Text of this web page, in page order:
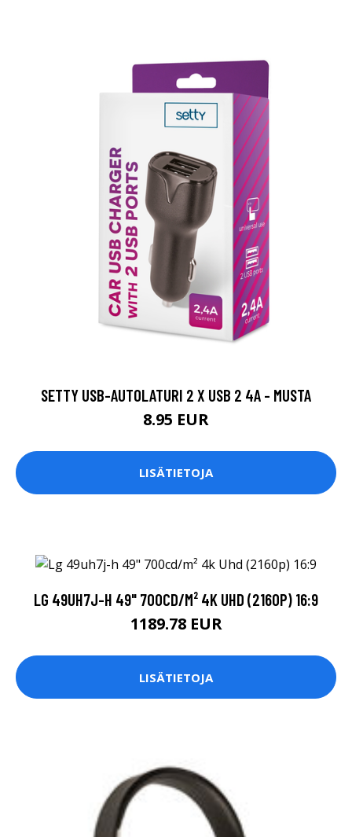
SETTY USB-AUTOLATURI 2 X USB 2 4A - MUSTA
8.95 EUR
LISÄTIETOJA
LG 49UH7J-H 49" 700CD/M² 4K UHD (2160P) 16:9
1189.78 EUR
LISÄTIETOJA